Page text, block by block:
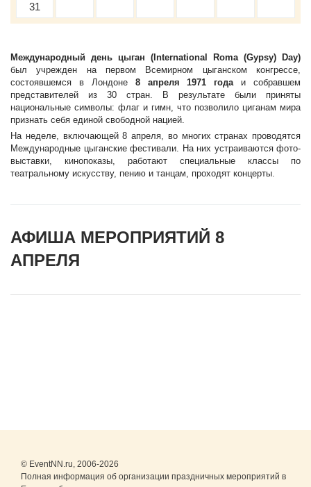
31
Международный день цыган (International Roma (Gypsy) Day)
был учрежден на первом Всемирном цыганском конгрессе,
состоявшемся в Лондоне 8 апреля 1971 годаи собравшем
представителей из 30 стран. В результате были приняты
национальные символы: флаг и гимн, что позволило циганам мира
признать себя единой свободной нацией.
На неделе, включающей 8 апреля, во многих странах проводятся
Международные цыганские фестивали. На них устраиваются фото-
выставки, кинопоказы, работают специальные классы по
театральному искусству, пению и танцам, проходят концерты.
АФИША МЕРОПРИЯТИЙ 8
АПРЕЛЯ
© EventNN.ru, 2006-2026
Полная информация об организации праздничных мероприятий в